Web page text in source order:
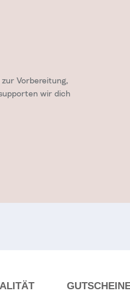
Vorbereitung,
wir dich